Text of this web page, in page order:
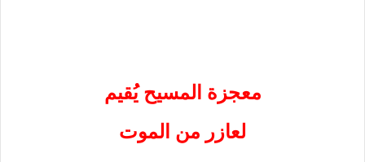
معجزة المسيح يُقيم
لعازر من الموت